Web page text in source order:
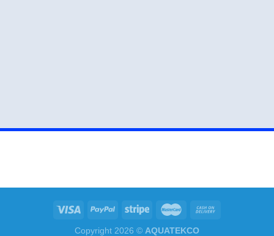
Copyright 2026 © AQUATEKCO